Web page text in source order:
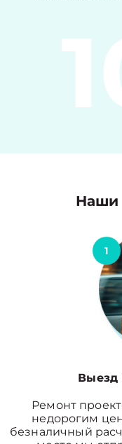
Наши
1
Выезд
Ремонт
недорогим
безналичный